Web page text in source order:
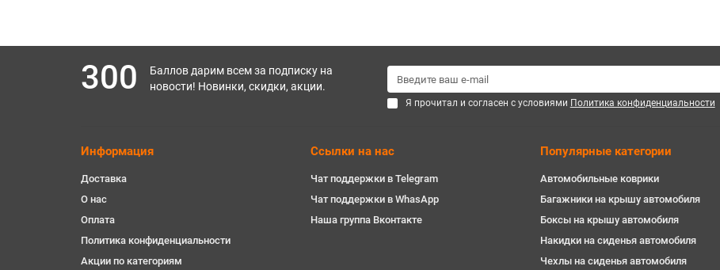
300
Баллов дарим всем за подписку на
новости! Новинки, скидки, акции.
Я прочитал и согласен с условиями Политика конфиденциальности
Информация
Доставка
О нас
Оплата
Политика конфиденциальности
Акции по категориям
Ссылки на нас
Чат поддержки в Telegram
Чат поддержки в WhasApp
Наша группа Вконтакте
Популярные категории
Автомобильные коврики
Багажники на крышу автомобиля
Боксы на крышу автомобиля
Накидки на сиденья автомобиля
Чехлы на сиденья автомобиля